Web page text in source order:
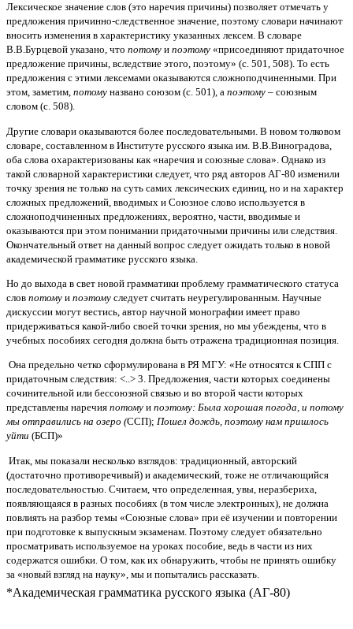
Лексическое значение слов (это наречия причины) позволяет отмечать у
предложения причинно-следственное значение, поэтому словари начинают
вносить изменения в характеристику указанных лексем. В словаре
В.В.Бурцевой указано, что потому и поэтому «присоединяют придаточное
предложение причины, вследствие этого, поэтому» (с. 501, 508). То есть
предложения с этими лексемами оказываются сложноподчиненными. При
этом, заметим, потому названо союзом (с. 501), а поэтому – союзным
словом (с. 508).
Другие словари оказываются более последовательными. В новом толковом
словаре, составленном в Институте русского языка им. В.В.Виноградова,
оба слова охарактеризованы как «наречия и союзные слова». Однако из
такой словарной характеристики следует, что ряд авторов АГ-80 изменили
точку зрения не только на суть самих лексических единиц, но и на характер
сложных предложений, вводимых и Союзное слово используется в
сложноподчиненных предложениях, вероятно, части, вводимые и
оказываются при этом понимании придаточными причины или следствия.
Окончательный ответ на данный вопрос следует ожидать только в новой
академической грамматике русского языка.
Но до выхода в свет новой грамматики проблему грамматического статуса
слов потому и поэтому следует считать неурегулированным. Научные
дискуссии могут вестись, автор научной монографии имеет право
придерживаться какой-либо своей точки зрения, но мы убеждены, что в
учебных пособиях сегодня должна быть отражена традиционная позиция.
Она предельно четко сформулирована в РЯ МГУ: «Не относятся к СПП с
придаточным следствия: <..> 3. Предложения, части которых соединены
сочинительной или бессоюзной связью и во второй части которых
представлены наречия потому и поэтому: Была хорошая погода, и потому
мы отправились на озеро (ССП); Пошел дождь, поэтому нам пришлось
уйти (БСП)»
Итак, мы показали несколько взглядов: традиционный, авторский
(достаточно противоречивый) и академический, тоже не отличающийся
последовательностью. Считаем, что определенная, увы, неразбериха,
появляющаяся в разных пособиях (в том числе электронных), не должна
повлиять на разбор темы «Союзные слова» при её изучении и повторении
при подготовке к выпускным экзаменам. Поэтому следует обязательно
просматривать используемое на уроках пособие, ведь в части из них
содержатся ошибки. О том, как их обнаружить, чтобы не принять ошибку
за «новый взгляд на науку», мы и попытались рассказать.
*Академическая грамматика русского языка (АГ-80)